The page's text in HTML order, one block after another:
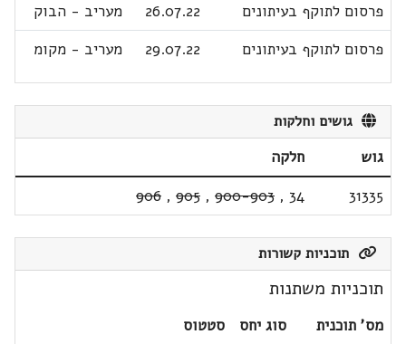
פרסום לתוקף בעיתונים
26.07.22
מעריב - הבוק
פרסום לתוקף בעיתונים
29.07.22 מעריב - מקומ
גושים וחלקות
גוש
חלקה
31335
34
,
900-903
,
905
,
906
תוכניות קשורות
תוכניות משתנות
מס' תוכנית סוג יחס
סטטוס